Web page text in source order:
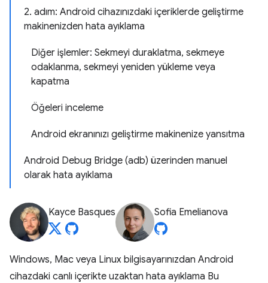
2. adım: Android cihazınızdaki içeriklerde geliştirme
makinenizden hata ayıklama
Diğer işlemler: Sekmeyi duraklatma, sekmeye
odaklanma, sekmeyi yeniden yükleme veya
kapatma
Öğeleri inceleme
Android ekranınızı geliştirme makinenize yansıtma
Android Debug Bridge (adb) üzerinden manuel
olarak hata ayıklama
Kayce Basques Sofia Emelianova
Windows, Mac veya Linux bilgisayarınızdan Android
cihazdaki canlı içerikte uzaktan hata ayıklama Bu